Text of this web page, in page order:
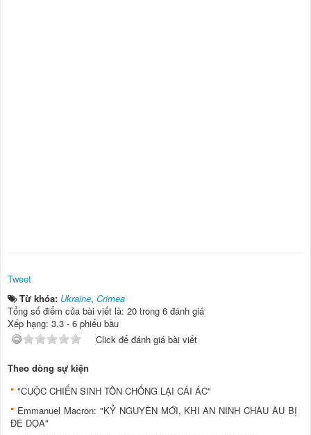
Tweet
Từ khóa: Ukraine, Crimea
Tổng số điểm của bài viết là: 20 trong 6 đánh giá
Xếp hạng: 3.3 - 6 phiếu bầu
Click để đánh giá bài viết
Theo dòng sự kiện
"CUỘC CHIẾN SINH TỒN CHỐNG LẠI CÁI ÁC"
Emmanuel Macron: "KỶ NGUYÊN MỚI, KHI AN NINH CHÂU ÂU BỊ
ĐE DỌA"